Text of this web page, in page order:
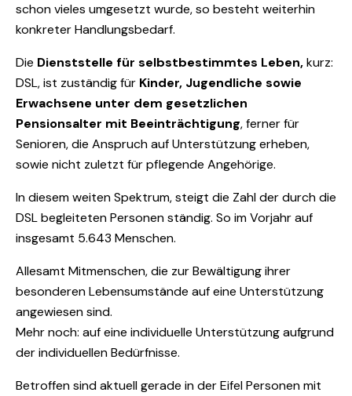
schon vieles umgesetzt wurde, so besteht weiterhin
konkreter Handlungsbedarf.
Die Dienststelle für selbstbestimmtes Leben,kurz:
DSL, ist zuständig für Kinder, Jugendliche sowie
Erwachsene unter dem gesetzlichen
Pensionsalter mit Beeinträchtigung, ferner für
Senioren, die Anspruch auf Unterstützung erheben,
sowie nicht zuletzt für pflegende Angehörige.
In diesem weiten Spektrum, steigt die Zahl der durch die
DSL begleiteten Personen ständig. So im Vorjahr auf
insgesamt 5.643 Menschen.
Allesamt Mitmenschen, die zur Bewältigung ihrer
besonderen Lebensumstände auf eine Unterstützung
angewiesen sind.
Mehr noch: auf eine individuelle Unterstützung aufgrund
der individuellen Bedürfnisse.
Betroffen sind aktuell gerade in der Eifel Personen mit